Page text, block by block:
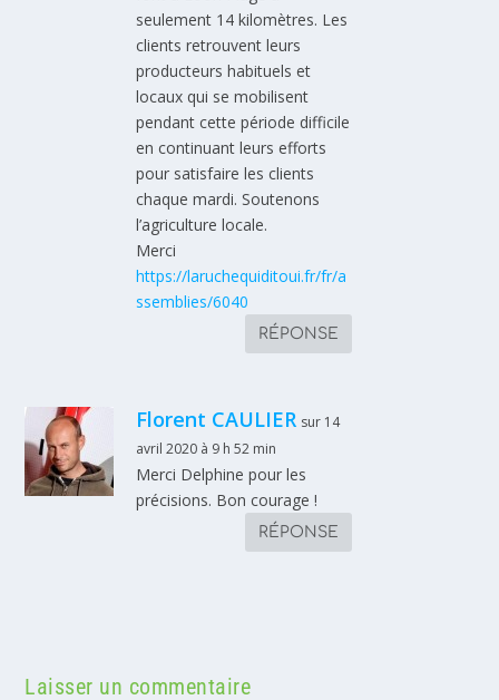
seulement 14 kilomètres. Les
clients retrouvent leurs
producteurs habituels et
locaux qui se mobilisent
pendant cette période difficile
en continuant leurs efforts
pour satisfaire les clients
chaque mardi. Soutenons
l’agriculture locale.
Merci
https://laruchequiditoui.fr/fr/a
ssemblies/6040
RÉPONSE
Florent CAULIER sur 14
avril 2020 à 9 h 52 min
Merci Delphine pour les
précisions. Bon courage !
RÉPONSE
Laisser un commentaire